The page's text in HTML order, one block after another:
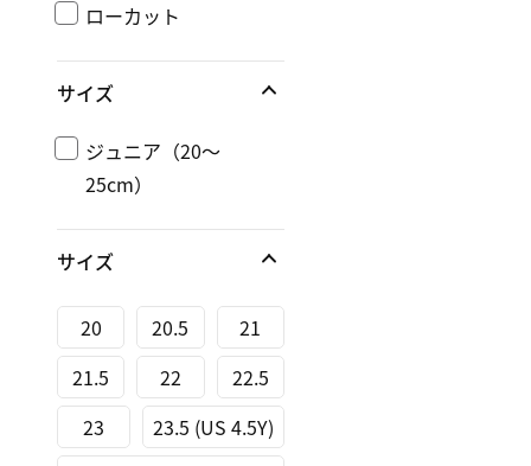
ローカット
サイズ
ジュニア（20～
25cm）
サイズ
20 20.5
21
21.5
22
22.5
23
23.5 (US 4.5Y)